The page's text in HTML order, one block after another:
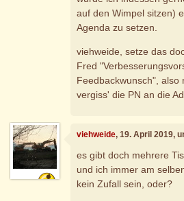
auf den Wimpel sitzen)
Agenda zu setzen.
viehweide, setze das
Fred
Feedbackwunsch",
vergiss' die PN an die
viehweide, 19. April 2019,
es gibt doch mehrere
und ich immer am
kein Zufall sein, oder?